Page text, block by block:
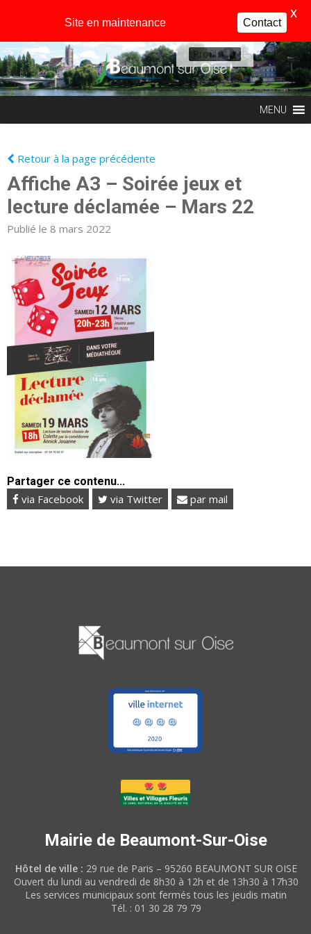
Profil
MENU
Retour à la page précédente
Affiche A3 – Soirée jeux et
lecture déclamée – Mars 22
Publié le 8 mars 2022
Partager ce contenu...
via Facebook via Twitter par mail
Mairie de Beaumont-Sur-Oise
Hôtel de ville : 29 rue de Paris – 95260 BEAUMONT SUR OISE
Ouvert du lundi au vendredi de 8h30 à 12h et de 13h30 à 17h30
Les services municipaux sont fermés tous les jeudis matin
Tél. : 01 30 28 79 79
Site en maintenance Contact
X